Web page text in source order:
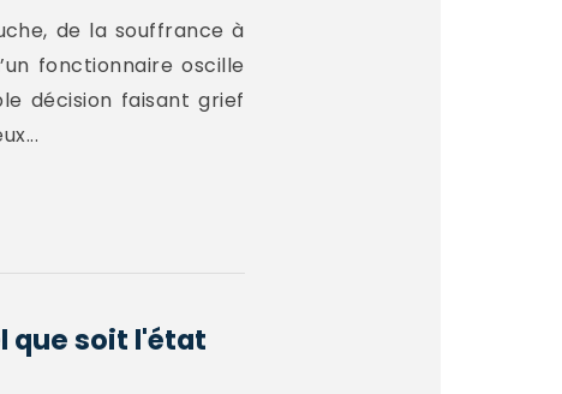
de la souffrance à
fonctionnaire oscille
décision faisant grief
que soit l'état